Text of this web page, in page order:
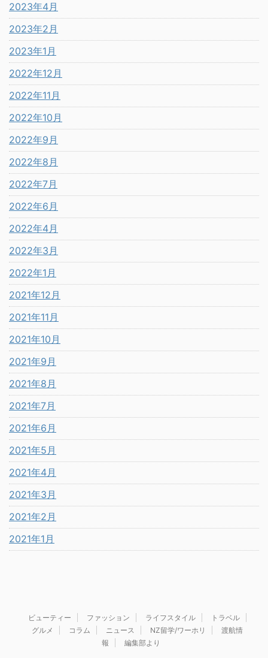
2023年4月
2023年2月
2023年1月
2022年12月
2022年11月
2022年10月
2022年9月
2022年8月
2022年7月
2022年6月
2022年4月
2022年3月
2022年1月
2021年12月
2021年11月
2021年10月
2021年9月
2021年8月
2021年7月
2021年6月
2021年5月
2021年4月
2021年3月
2021年2月
2021年1月
ビューティー ファッション ライフスタイル
トラベル
グルメ
コラム ニュース NZ留学/ワーホリ
渡航情
報
編集部より